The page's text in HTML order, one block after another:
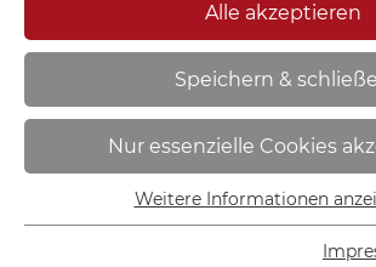
Mein Warenkorb
Sie sind hier: Start
Gebotsschild auf Bogen
Gehörschutz benutzen -
Alle akzeptieren
Speichern &
Nur essenzielle Cookies
Essenziell
Essenzielle Cookies werden für
Weitere Informationen